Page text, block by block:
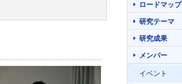
ロードマップ
研究テーマ
研究成果
メンバー
イベント